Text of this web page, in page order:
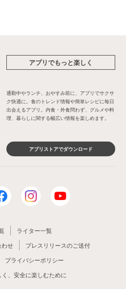
アプリでもっと楽しく
通勤中やランチ、おやすみ前に、アプリでサクサ
ク快適に。食のトレンド情報や簡単レシピに毎日
出会えるアプリ。内食・外食問わず、グルメや料
理、暮らしに関する幅広い情報を楽しめます。
アプリストアでダウンロード
ライター一覧
わせ
プレスリリースのご送付
プライバシーポリシー
、安全に楽しむために